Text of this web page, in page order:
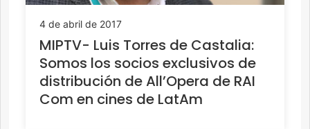
4 de abril de 2017
MIPTV- Luis Torres de Castalia:
Somos los socios exclusivos de
distribución de All’Opera de RAI
Com en cines de LatAm